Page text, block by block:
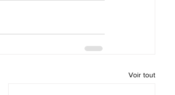
Voir tout